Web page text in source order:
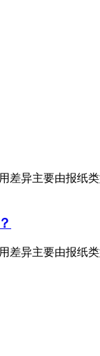
差异主要由报纸
差异主要由报纸